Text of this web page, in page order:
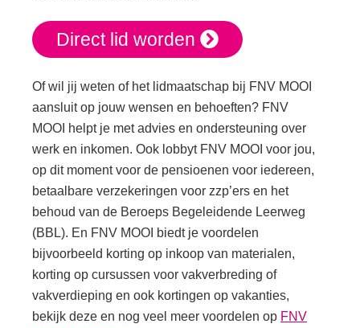
Direct lid worden
Of wil jij weten of het lidmaatschap bij FNV MOOI
aansluit op jouw wensen en behoeften? FNV
MOOI helpt je met advies en ondersteuning over
werk en inkomen. Ook lobbyt FNV MOOI voor jou,
op dit moment voor de pensioenen voor iedereen,
betaalbare verzekeringen voor zzp’ers en het
behoud van de Beroeps Begeleidende Leerweg
(BBL). En FNV MOOI biedt je voordelen
bijvoorbeeld korting op inkoop van materialen,
korting op cursussen voor vakverbreding of
vakverdieping en ook kortingen op vakanties,
bekijk deze en nog veel meer voordelen op FNV